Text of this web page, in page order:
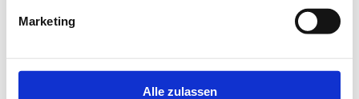
Marketing
Alle zulassen